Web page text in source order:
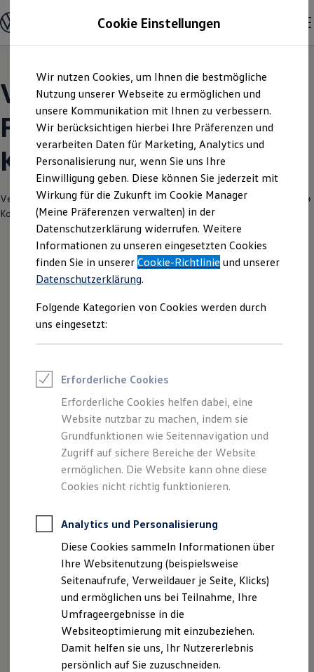
Hauptinhalt
springen
Footer
springen
Modelle und Konfigurator
Konfigurator
Modelle vergleichen
Elektroautos
ENERGY Sondermodelle
Nutzfahrzeuge
SUV und CUV
Familienautos
Kombis
Kompaktwagen
Sportwagen
Schnell verfügbare Fahrzeuge
Angebote und Produkte
Aktuelle Angebote
E-Auto-Förderung
Volkswagen Marktplatz
Die ENERGY Sondermodelle
Junge Gebrauchtwagen und Gebrauchtwagen
Volkswagen Zertifizierte Gebrauchtwagen
Elektromobilität bei Gebrauchtwagen
Saisonangebote
Reifenpakete
Leasing
Leasing-Angebote
Elektroauto Leasing
Kleinwagen-Leasing
Leasing ohne Anzahlung
Finanzierung
Autokredit mit Schlussrate
Versicherungen und Garantien
Kfz-Versicherung
Restschuldversicherungen
Garantien
Professional Class bei Volkswagen
Behörden
Direktkunden
Sonderfahrzeuge
Anpfiff zum Gewinn
Elektromobilität
Elektroautos
ID. Tutorials
Elektrofahrzeugkonzepte
ID. EVERY1
Reichweite
Volkswagen Modelle |
Frisia Auto Schmidt +
Koch Jever
Verantwortlich für die Inhalte auf dieser Seite ist die Frisia Auto Schmidt +
Koch GmbH(Impressum & Rechtliches)
Der Polo
Kompakt, wendig und voller Möglichkeiten.
Entdecken Sie den Polo.
Cookie Einstellungen
Wir nutzen Cookies, um Ihnen die bestmögliche
Nutzung unserer Webseite zu ermöglichen und
unsere Kommunikation mit Ihnen zu verbessern.
Wir berücksichtigen hierbei Ihre Präferenzen und
verarbeiten Daten für Marketing, Analytics und
Personalisierung nur, wenn Sie uns Ihre
Einwilligung geben. Diese können Sie jederzeit mit
Wirkung für die Zukunft im Cookie Manager
(Meine Präferenzen verwalten) in der
Datenschutzerklärung widerrufen. Weitere
Informationen zu unseren eingesetzten Cookies
finden Sie in unsererCookie-Richtlinie und unserer
Datenschutzerklärung.
Folgende Kategorien von Cookies werden durch
uns eingesetzt:
Erforderliche Cookies
Erforderliche Cookies helfen dabei, eine
Website nutzbar zu machen, indem sie
Grundfunktionen wie Seitennavigation und
Zugriff auf sichere Bereiche der Website
ermöglichen. Die Website kann ohne diese
Cookies nicht richtig funktionieren.
Analytics und Personalisierung
Diese Cookies sammeln Informationen über
Ihre Websitenutzung (beispielsweise
Seitenaufrufe, Verweildauer je Seite, Klicks)
und ermöglichen uns bei Teilnahme, Ihre
Umfrageergebnisse in die
Websiteoptimierung mit einzubeziehen.
Damit helfen sie uns, Ihr Nutzererlebnis
persönlich auf Sie zuzuschneiden.